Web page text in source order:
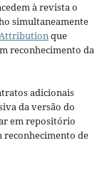
à revista o
simultaneamente
que
reconhecimento da
adicionais
da versão do
em repositório
de